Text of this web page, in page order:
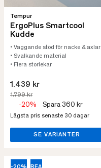
Tempur
ErgoPlus Smartcool
Kudde
• Vaggande stöd för nacke & axlar
• Svalkande material
• Flera storlekar
1.439 kr
1.799 kr
-20% Spara 360 kr
Lägsta pris senaste 30 dagar
SE VARIANTER